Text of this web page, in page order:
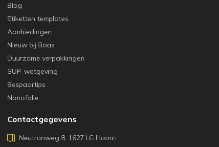
Blog
Etiketten templates
Aanbiedingen
Nieuw bij Baas
Duurzame verpakkingen
SUP-wetgeving
Bespaartips
Nanofolie
Contactgegevens
Neutronweg 8, 1627 LG Hoorn